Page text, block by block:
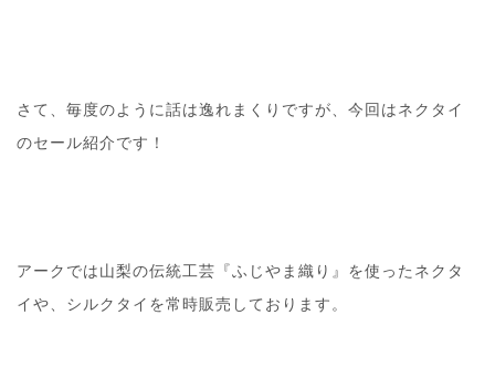
さて、毎度のように話は逸れまくりですが、今回はネクタイ
のセール紹介です！
アークでは山梨の伝統工芸『ふじやま織り』を使ったネクタ
イや、シルクタイを常時販売しております。